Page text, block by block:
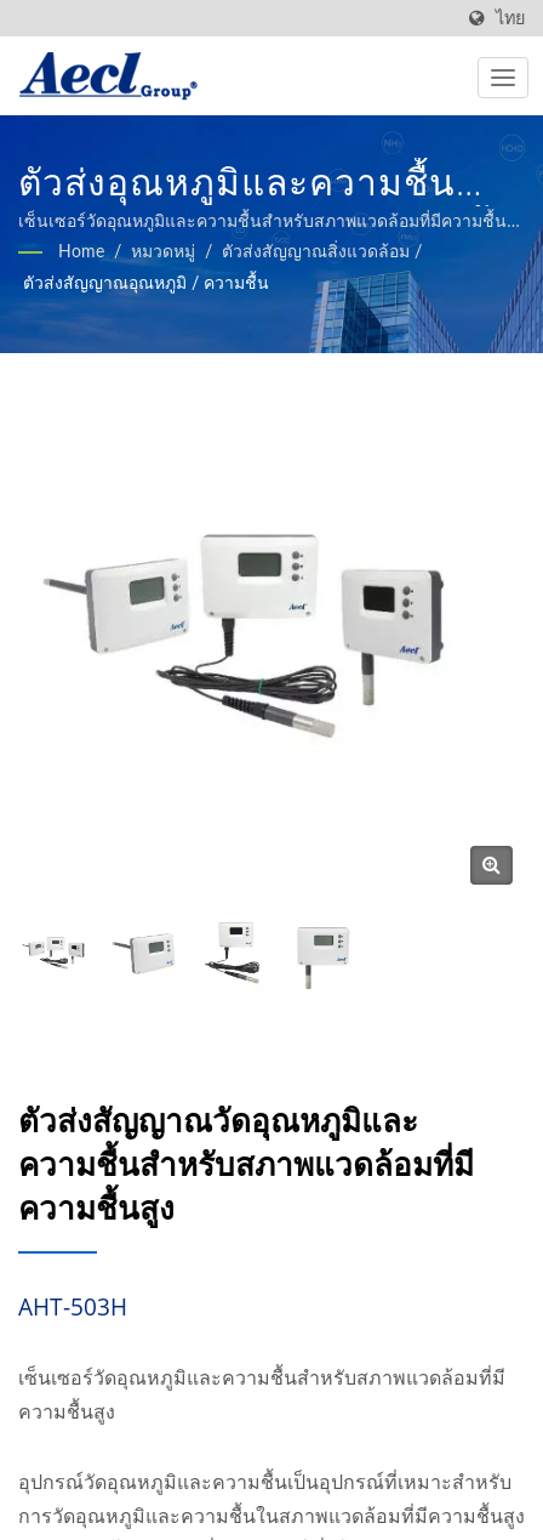
ไทย
ตัวส่งอุณหภูมิและความชื้น
สำหรับสภาพแวดล้อมความชื้น
สูง | ผู้ผลิตระบบอัตโนมัติ
ควบคุมและแปลงสัญญาณ
เซ็นเซอร์วัดอุณหภูมิและความชื้นสำหรับสภาพแวดล้อมที่มีความชื้น
สูง / มากว่า 50 ปี, Aecl เป็นผู้ผลิตที่มีประสบการณ์และเชื่อถือได้, ให้
บริการผลิตภัณฑ์เซนเซอร์คุณภาพสูงสำหรับอาคาร, อัตโนมัติใน
อุตสาหกรรม, เกษตรอัจฉริยะ, และระบบ HVAC.
Home / หมวดหมู่ / ตัวส่งสัญญาณสิ่งแวดล้อม /
ตัวส่งสัญญาณอุณหภูมิ / ความชื้น
ตัวส่งสัญญาณวัดอุณหภูมิและ
ความชื้นสำหรับสภาพแวดล้อมที่มี
ความชื้นสูง
AHT-503H
เซ็นเซอร์วัดอุณหภูมิและความชื้นสำหรับสภาพแวดล้อมที่มี
ความชื้นสูง
อุปกรณ์วัดอุณหภูมิและความชื้นเป็นอุปกรณ์ที่เหมาะสำหรับ
การวัดอุณหภูมิและความชื้นในสภาพแวดล้อมที่มีความชื้นสูง